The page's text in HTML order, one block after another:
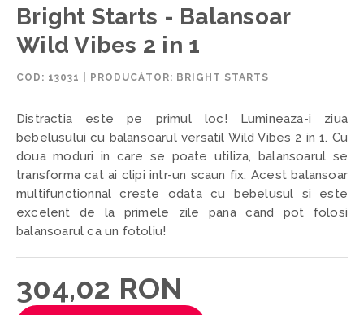
Bright Starts - Balansoar
Wild Vibes 2 in 1
COD: 13031 PRODUCĂTOR: BRIGHT STARTS
Distractia este pe primul loc! Lumineaza-i ziua
bebelusului cu balansoarul versatil Wild Vibes 2 in 1. Cu
doua moduri in care se poate utiliza, balansoarul se
transforma cat ai clipi intr-un scaun fix. Acest balansoar
multifunctionnal creste odata cu bebelusul si este
excelent de la primele zile pana cand pot folosi
balansoarul ca un fotoliu!
304,02 RON